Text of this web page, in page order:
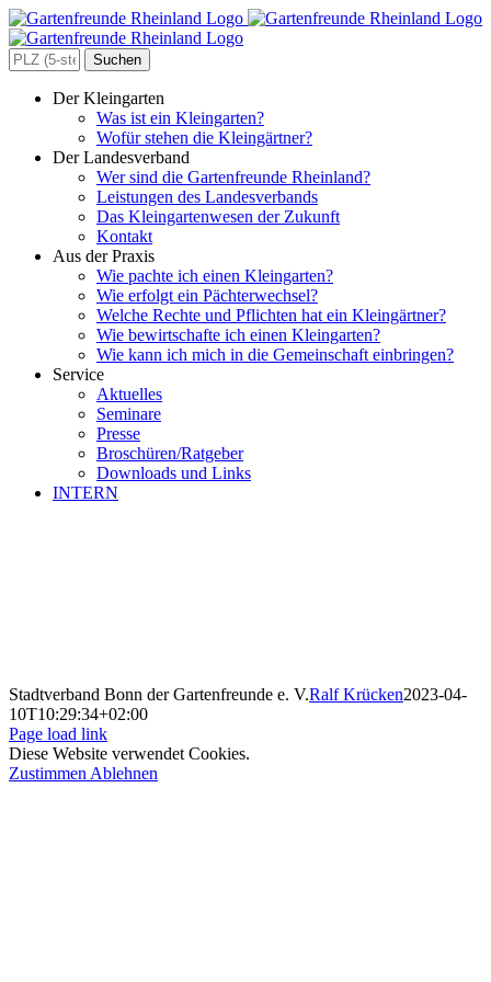
Zum
Inhalt
springen
Search
for:
Der Kleingarten
Was ist ein Kleingarten?
Wofür stehen die Kleingärtner?
Der Landesverband
Wer sind die Gartenfreunde Rheinland?
Leistungen des Landesverbands
Das Kleingartenwesen der Zukunft
Kontakt
Aus der Praxis
Wie pachte ich einen Kleingarten?
Wie erfolgt ein Pächterwechsel?
Welche Rechte und Pflichten hat ein Kleingärtner?
Wie bewirtschafte ich einen Kleingarten?
Wie kann ich mich in die Gemeinschaft einbringen?
Service
Aktuelles
Seminare
Presse
Broschüren/Ratgeber
Downloads und Links
INTERN
Stadtverband Bonn der Gartenfreunde e. V.Ralf Krücken2023-04-
10T10:29:34+02:00
Page load link
Diese Website verwendet Cookies.
Zustimmen Ablehnen